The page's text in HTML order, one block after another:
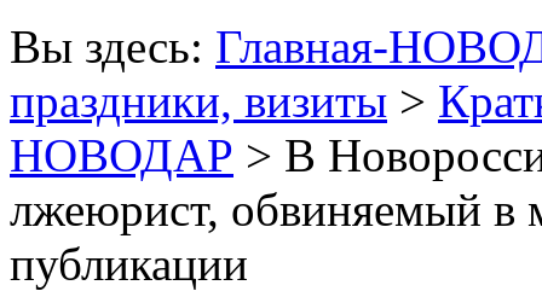
Вы здесь: Главная-
праздники, визиты >
НОВОДАР > В
лжеюрист, обвиняемый в
публикации